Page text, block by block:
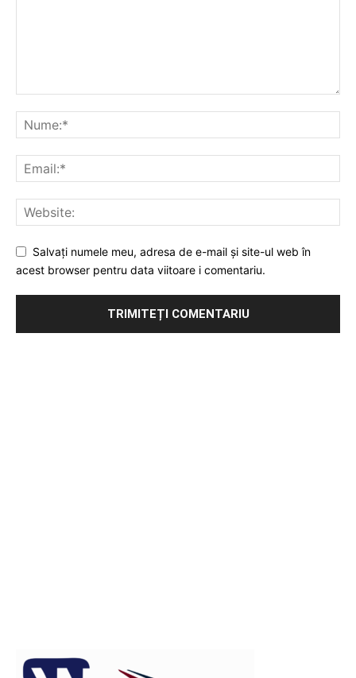
Salvați numele meu, adresa de e-mail și site-ul web în
acest browser pentru data viitoare i comentariu.